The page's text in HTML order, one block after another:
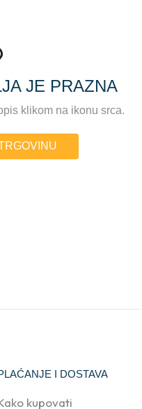
JE PRAZNA
klikom na ikonu srca.
I DOSTAVA
kupovati